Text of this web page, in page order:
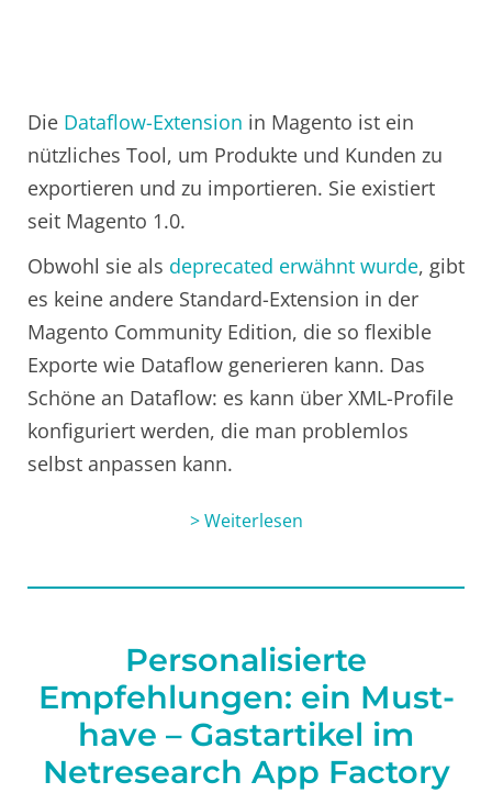
Die Dataflow-Extension in Magento ist ein
nützliches Tool, um Produkte und Kunden zu
exportieren und zu importieren. Sie existiert
seit Magento 1.0.
Obwohl sie als deprecated erwähnt wurde, gibt
es keine andere Standard-Extension in der
Magento Community Edition, die so flexible
Exporte wie Dataflow generieren kann. Das
Schöne an Dataflow: es kann über XML-Profile
konfiguriert werden, die man problemlos
selbst anpassen kann.
> Weiterlesen
Personalisierte
Empfehlungen: ein Must-
have – Gastartikel im
Netresearch App Factory